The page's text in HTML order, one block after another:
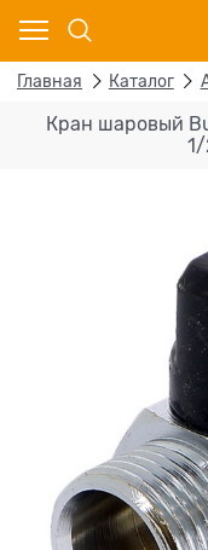
Главная Каталог
Кран шаровый
1/